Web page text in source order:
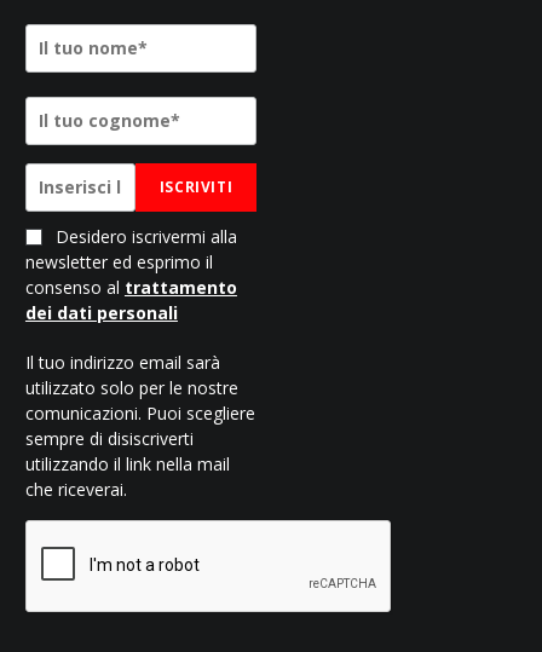
ISCRIVITI
Desidero iscrivermi alla
newsletter ed esprimo il
consenso al trattamento
dei dati personali
Il tuo indirizzo email sarà
utilizzato solo per le nostre
comunicazioni. Puoi scegliere
sempre di disiscriverti
utilizzando il link nella mail
che riceverai.